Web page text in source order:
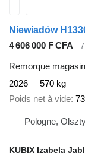
4 606 000 F CFA
Remorque magasin
2026
570 kg
Poids net à vide
Pologne,
KUBIX Izabela